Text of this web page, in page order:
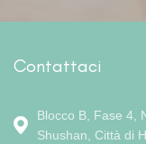
Contattaci
Blocco B, Fase 4,
Shushan, Città di